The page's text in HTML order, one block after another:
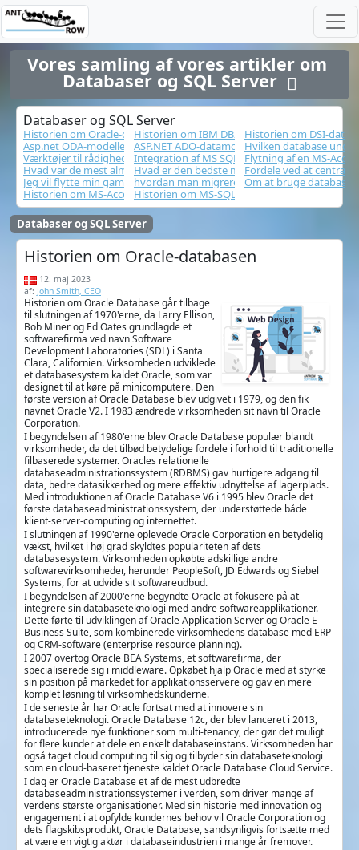
Vores samling af vores artikler om
Databaser og SQL Server
Databaser og SQL Server
Historien om Oracle-databasenHistorien om IBM DB2-databasen
Historien om DSI-
Asp.net ODA-modellen
ASP.NET ADO-datamodellen (ActiveX Data
Hvilken database
Værktøjer til rådighed, der kan hjælpe med at migrere MS-Access-
Integration af MS SQL Server i et webmiljø
Flytning af en MS-
Hvad var de mest almindelige databaser i 1990'erne
Hvad er den bedste måde at konvertere MS-
Fordele ved at
Jeg vil flytte min gamle MS-Access-database til internettet, hvad skal
hvordan man migrerer en Access-database til
Om at bruge databaser
Historien om MS-AccessHistorien om MS-SQL server
Databaser og SQL Server
Historien om Oracle-databasen
12. maj 2023
af: John Smith, CEO
Historien om Oracle Database går tilbage
til slutningen af 1970'erne, da Larry Ellison,
Bob Miner og Ed Oates grundlagde et
softwarefirma ved navn Software
Development Laboratories (SDL) i Santa
Clara, Californien. Virksomheden udviklede
et databasesystem kaldet Oracle, som var
designet til at køre på minicomputere. Den
første version af Oracle Database blev udgivet i 1979, og den fik
navnet Oracle V2. I 1983 ændrede virksomheden sit navn til Oracle
Corporation.
I begyndelsen af 1980'erne blev Oracle Database populær blandt
virksomheder, da det tilbød betydelige fordele i forhold til traditionelle
filbaserede systemer. Oracles relationelle
databaseadministrationssystem (RDBMS) gav hurtigere adgang til
data, bedre datasikkerhed og mere effektiv udnyttelse af lagerplads.
Med introduktionen af Oracle Database V6 i 1995 blev Oracle det
første databaseadministrationssystem, der understøttede både
klient-server-computing og internettet.
I slutningen af 1990'erne oplevede Oracle Corporation en betydelig
vækst, hvilket i høj grad skyldtes populariteten af dets
databasesystem. Virksomheden opkøbte adskillige andre
softwarevirksomheder, herunder PeopleSoft, JD Edwards og Siebel
Systems, for at udvide sit softwareudbud.
I begyndelsen af 2000'erne begyndte Oracle at fokusere på at
integrere sin databaseteknologi med andre softwareapplikationer.
Dette førte til udviklingen af Oracle Application Server og Oracle E-
Business Suite, som kombinerede virksomhedens database med ERP-
og CRM-software (enterprise resource planning).
I 2007 overtog Oracle BEA Systems, et softwarefirma, der
specialiserede sig i middleware. Opkøbet hjalp Oracle med at styrke
sin position på markedet for applikationsservere og gav en mere
komplet løsning til virksomhedskunderne.
I de seneste år har Oracle fortsat med at innovere sin
databaseteknologi. Oracle Database 12c, der blev lanceret i 2013,
introducerede nye funktioner som multi-tenancy, der gør det muligt
for flere kunder at dele en enkelt databaseinstans. Virksomheden har
også taget cloud computing til sig og tilbyder sin databaseteknologi
som en cloud-baseret tjeneste kaldet Oracle Database Cloud Service.
I dag er Oracle Database et af de mest udbredte
databaseadministrationssystemer i verden, som driver mange af
verdens største organisationer. Med sin historie med innovation og
engagement i at opfylde kundernes behov vil Oracle Corporation og
dets flagskibsprodukt, Oracle Database, sandsynligvis fortsætte med
at være en vigtig aktør i databaseindustrien i mange år fremover.